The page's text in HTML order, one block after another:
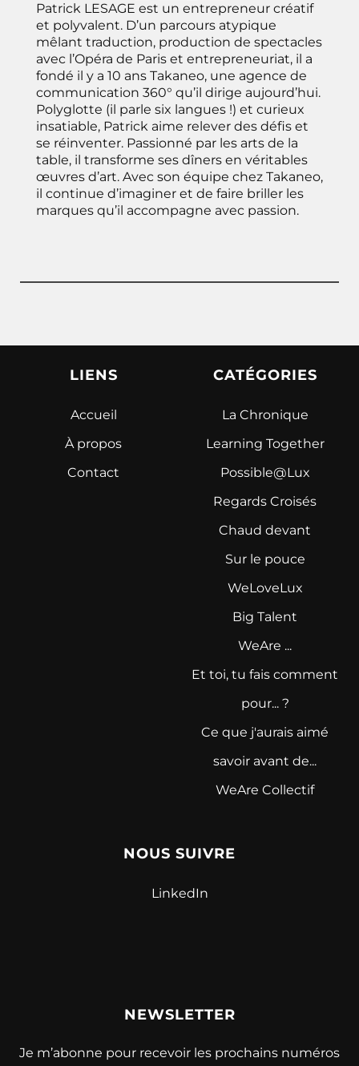
Patrick LESAGE est un entrepreneur créatif
et polyvalent. D’un parcours atypique
mêlant traduction, production de spectacles
avec l’Opéra de Paris et entrepreneuriat, il a
fondé il y a 10 ans Takaneo, une agence de
communication 360° qu’il dirige aujourd’hui.
Polyglotte (il parle six langues !) et curieux
insatiable, Patrick aime relever des défis et
se réinventer. Passionné par les arts de la
table, il transforme ses dîners en véritables
œuvres d’art. Avec son équipe chez Takaneo,
il continue d’imaginer et de faire briller les
marques qu’il accompagne avec passion.
LIENS
Accueil
À propos
Contact
CATÉGORIES
La Chronique
Learning Together
Possible@Lux
Regards Croisés
Chaud devant
Sur le pouce
WeLoveLux
Big Talent
WeAre ...
Et toi, tu fais comment
pour... ?
Ce que j'aurais aimé
savoir avant de...
WeAre Collectif
NOUS SUIVRE
LinkedIn
NEWSLETTER
Je m’abonne pour recevoir les prochains numéros